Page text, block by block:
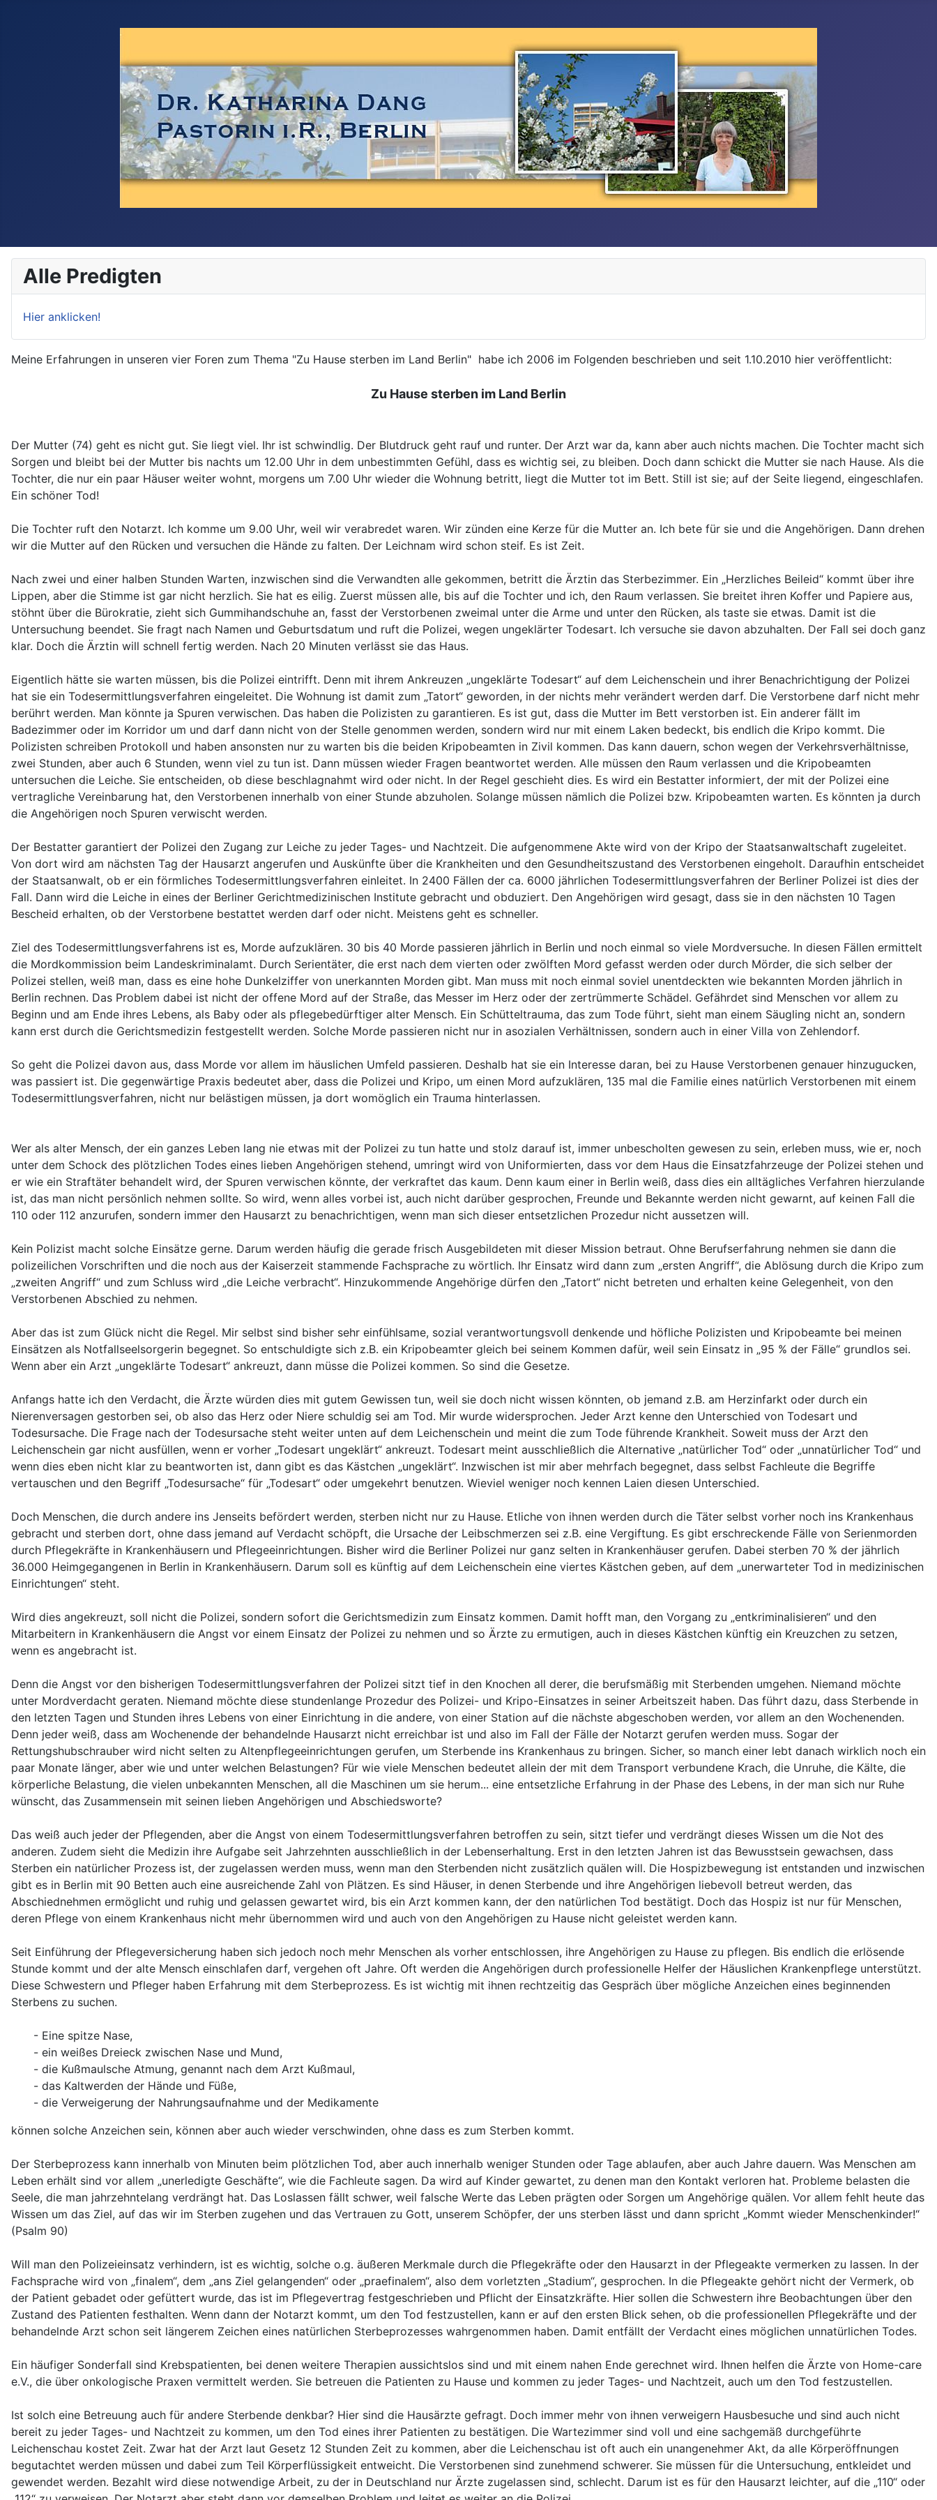
Alle Predigten
Hier anklicken!
Meine Erfahrungen in unseren vier Foren zum Thema "Zu Hause sterben im Land Berlin" habe ich 2006 im Folgenden beschrieben und seit 1.10.2010 hier veröffentlicht:
Zu Hause sterben im Land Berlin
Der Mutter (74) geht es nicht gut. Sie liegt viel. Ihr ist schwindlig. Der Blutdruck geht rauf und runter. Der Arzt war da, kann aber auch nichts machen. Die Tochter macht sich
Sorgen und bleibt bei der Mutter bis nachts um 12.00 Uhr in dem unbestimmten Gefühl, dass es wichtig sei, zu bleiben. Doch dann schickt die Mutter sie nach Hause. Als die
Tochter, die nur ein paar Häuser weiter wohnt, morgens um 7.00 Uhr wieder die Wohnung betritt, liegt die Mutter tot im Bett. Still ist sie; auf der Seite liegend, eingeschlafen.
Ein schöner Tod!
Die Tochter ruft den Notarzt. Ich komme um 9.00 Uhr, weil wir verabredet waren. Wir zünden eine Kerze für die Mutter an. Ich bete für sie und die Angehörigen. Dann drehen
wir die Mutter auf den Rücken und versuchen die Hände zu falten. Der Leichnam wird schon steif. Es ist Zeit.
Nach zwei und einer halben Stunden Warten, inzwischen sind die Verwandten alle gekommen, betritt die Ärztin das Sterbezimmer. Ein „Herzliches Beileid“ kommt über ihre
Lippen, aber die Stimme ist gar nicht herzlich. Sie hat es eilig. Zuerst müssen alle, bis auf die Tochter und ich, den Raum verlassen. Sie breitet ihren Koffer und Papiere aus,
stöhnt über die Bürokratie, zieht sich Gummihandschuhe an, fasst der Verstorbenen zweimal unter die Arme und unter den Rücken, als taste sie etwas. Damit ist die
Untersuchung beendet. Sie fragt nach Namen und Geburtsdatum und ruft die Polizei, wegen ungeklärter Todesart. Ich versuche sie davon abzuhalten. Der Fall sei doch ganz
klar. Doch die Ärztin will schnell fertig werden. Nach 20 Minuten verlässt sie das Haus.
Eigentlich hätte sie warten müssen, bis die Polizei eintrifft. Denn mit ihrem Ankreuzen „ungeklärte Todesart“ auf dem Leichenschein und ihrer Benachrichtigung der Polizei
hat sie ein Todesermittlungsverfahren eingeleitet. Die Wohnung ist damit zum „Tatort“ geworden, in der nichts mehr verändert werden darf. Die Verstorbene darf nicht mehr
berührt werden. Man könnte ja Spuren verwischen. Das haben die Polizisten zu garantieren. Es ist gut, dass die Mutter im Bett verstorben ist. Ein anderer fällt im
Badezimmer oder im Korridor um und darf dann nicht von der Stelle genommen werden, sondern wird nur mit einem Laken bedeckt, bis endlich die Kripo kommt. Die
Polizisten schreiben Protokoll und haben ansonsten nur zu warten bis die beiden Kripobeamten in Zivil kommen. Das kann dauern, schon wegen der Verkehrsverhältnisse,
zwei Stunden, aber auch 6 Stunden, wenn viel zu tun ist. Dann müssen wieder Fragen beantwortet werden. Alle müssen den Raum verlassen und die Kripobeamten
untersuchen die Leiche. Sie entscheiden, ob diese beschlagnahmt wird oder nicht. In der Regel geschieht dies. Es wird ein Bestatter informiert, der mit der Polizei eine
vertragliche Vereinbarung hat, den Verstorbenen innerhalb von einer Stunde abzuholen. Solange müssen nämlich die Polizei bzw. Kripobeamten warten. Es könnten ja durch
die Angehörigen noch Spuren verwischt werden.
Der Bestatter garantiert der Polizei den Zugang zur Leiche zu jeder Tages- und Nachtzeit. Die aufgenommene Akte wird von der Kripo der Staatsanwaltschaft zugeleitet.
Von dort wird am nächsten Tag der Hausarzt angerufen und Auskünfte über die Krankheiten und den Gesundheitszustand des Verstorbenen eingeholt. Daraufhin entscheidet
der Staatsanwalt, ob er ein förmliches Todesermittlungsverfahren einleitet. In 2400 Fällen der ca. 6000 jährlichen Todesermittlungsverfahren der Berliner Polizei ist dies der
Fall. Dann wird die Leiche in eines der Berliner Gerichtmedizinischen Institute gebracht und obduziert. Den Angehörigen wird gesagt, dass sie in den nächsten 10 Tagen
Bescheid erhalten, ob der Verstorbene bestattet werden darf oder nicht. Meistens geht es schneller.
Ziel des Todesermittlungsverfahrens ist es, Morde aufzuklären. 30 bis 40 Morde passieren jährlich in Berlin und noch einmal so viele Mordversuche. In diesen Fällen ermittelt
die Mordkommission beim Landeskriminalamt. Durch Serientäter, die erst nach dem vierten oder zwölften Mord gefasst werden oder durch Mörder, die sich selber der
Polizei stellen, weiß man, dass es eine hohe Dunkelziffer von unerkannten Morden gibt. Man muss mit noch einmal soviel unentdeckten wie bekannten Morden jährlich in
Berlin rechnen. Das Problem dabei ist nicht der offene Mord auf der Straße, das Messer im Herz oder der zertrümmerte Schädel. Gefährdet sind Menschen vor allem zu
Beginn und am Ende ihres Lebens, als Baby oder als pflegebedürftiger alter Mensch. Ein Schütteltrauma, das zum Tode führt, sieht man einem Säugling nicht an, sondern
kann erst durch die Gerichtsmedizin festgestellt werden. Solche Morde passieren nicht nur in asozialen Verhältnissen, sondern auch in einer Villa von Zehlendorf.
So geht die Polizei davon aus, dass Morde vor allem im häuslichen Umfeld passieren. Deshalb hat sie ein Interesse daran, bei zu Hause Verstorbenen genauer hinzugucken,
was passiert ist. Die gegenwärtige Praxis bedeutet aber, dass die Polizei und Kripo, um einen Mord aufzuklären, 135 mal die Familie eines natürlich Verstorbenen mit einem
Todesermittlungsverfahren, nicht nur belästigen müssen, ja dort womöglich ein Trauma hinterlassen.
Wer als alter Mensch, der ein ganzes Leben lang nie etwas mit der Polizei zu tun hatte und stolz darauf ist, immer unbescholten gewesen zu sein, erleben muss, wie er, noch
unter dem Schock des plötzlichen Todes eines lieben Angehörigen stehend, umringt wird von Uniformierten, dass vor dem Haus die Einsatzfahrzeuge der Polizei stehen und
er wie ein Straftäter behandelt wird, der Spuren verwischen könnte, der verkraftet das kaum. Denn kaum einer in Berlin weiß, dass dies ein alltägliches Verfahren hierzulande
ist, das man nicht persönlich nehmen sollte. So wird, wenn alles vorbei ist, auch nicht darüber gesprochen, Freunde und Bekannte werden nicht gewarnt, auf keinen Fall die
110 oder 112 anzurufen, sondern immer den Hausarzt zu benachrichtigen, wenn man sich dieser entsetzlichen Prozedur nicht aussetzen will.
Kein Polizist macht solche Einsätze gerne. Darum werden häufig die gerade frisch Ausgebildeten mit dieser Mission betraut. Ohne Berufserfahrung nehmen sie dann die
polizeilichen Vorschriften und die noch aus der Kaiserzeit stammende Fachsprache zu wörtlich. Ihr Einsatz wird dann zum „ersten Angriff“, die Ablösung durch die Kripo zum
„zweiten Angriff“ und zum Schluss wird „die Leiche verbracht“. Hinzukommende Angehörige dürfen den „Tatort“ nicht betreten und erhalten keine Gelegenheit, von den
Verstorbenen Abschied zu nehmen.
Aber das ist zum Glück nicht die Regel. Mir selbst sind bisher sehr einfühlsame, sozial verantwortungsvoll denkende und höfliche Polizisten und Kripobeamte bei meinen
Einsätzen als Notfallseelsorgerin begegnet. So entschuldigte sich z.B. ein Kripobeamter gleich bei seinem Kommen dafür, weil sein Einsatz in „95 % der Fälle“ grundlos sei.
Wenn aber ein Arzt „ungeklärte Todesart“ ankreuzt, dann müsse die Polizei kommen. So sind die Gesetze.
Anfangs hatte ich den Verdacht, die Ärzte würden dies mit gutem Gewissen tun, weil sie doch nicht wissen könnten, ob jemand z.B. am Herzinfarkt oder durch ein
Nierenversagen gestorben sei, ob also das Herz oder Niere schuldig sei am Tod. Mir wurde widersprochen. Jeder Arzt kenne den Unterschied von Todesart und
Todesursache. Die Frage nach der Todesursache steht weiter unten auf dem Leichenschein und meint die zum Tode führende Krankheit. Soweit muss der Arzt den
Leichenschein gar nicht ausfüllen, wenn er vorher „Todesart ungeklärt“ ankreuzt. Todesart meint ausschließlich die Alternative „natürlicher Tod“ oder „unnatürlicher Tod“ und
wenn dies eben nicht klar zu beantworten ist, dann gibt es das Kästchen „ungeklärt“. Inzwischen ist mir aber mehrfach begegnet, dass selbst Fachleute die Begriffe
vertauschen und den Begriff „Todesursache“ für „Todesart“ oder umgekehrt benutzen. Wieviel weniger noch kennen Laien diesen Unterschied.
Doch Menschen, die durch andere ins Jenseits befördert werden, sterben nicht nur zu Hause. Etliche von ihnen werden durch die Täter selbst vorher noch ins Krankenhaus
gebracht und sterben dort, ohne dass jemand auf Verdacht schöpft, die Ursache der Leibschmerzen sei z.B. eine Vergiftung. Es gibt erschreckende Fälle von Serienmorden
durch Pflegekräfte in Krankenhäusern und Pflegeeinrichtungen. Bisher wird die Berliner Polizei nur ganz selten in Krankenhäuser gerufen. Dabei sterben 70 % der jährlich
36.000 Heimgegangenen in Berlin in Krankenhäusern. Darum soll es künftig auf dem Leichenschein eine viertes Kästchen geben, auf dem „unerwarteter Tod in medizinischen
Einrichtungen“ steht.
Wird dies angekreuzt, soll nicht die Polizei, sondern sofort die Gerichtsmedizin zum Einsatz kommen. Damit hofft man, den Vorgang zu „entkriminalisieren“ und den
Mitarbeitern in Krankenhäusern die Angst vor einem Einsatz der Polizei zu nehmen und so Ärzte zu ermutigen, auch in dieses Kästchen künftig ein Kreuzchen zu setzen,
wenn es angebracht ist.
Denn die Angst vor den bisherigen Todesermittlungsverfahren der Polizei sitzt tief in den Knochen all derer, die berufsmäßig mit Sterbenden umgehen. Niemand möchte
unter Mordverdacht geraten. Niemand möchte diese stundenlange Prozedur des Polizei- und Kripo-Einsatzes in seiner Arbeitszeit haben. Das führt dazu, dass Sterbende in
den letzten Tagen und Stunden ihres Lebens von einer Einrichtung in die andere, von einer Station auf die nächste abgeschoben werden, vor allem an den Wochenenden.
Denn jeder weiß, dass am Wochenende der behandelnde Hausarzt nicht erreichbar ist und also im Fall der Fälle der Notarzt gerufen werden muss. Sogar der
Rettungshubschrauber wird nicht selten zu Altenpflegeeinrichtungen gerufen, um Sterbende ins Krankenhaus zu bringen. Sicher, so manch einer lebt danach wirklich noch ein
paar Monate länger, aber wie und unter welchen Belastungen? Für wie viele Menschen bedeutet allein der mit dem Transport verbundene Krach, die Unruhe, die Kälte, die
körperliche Belastung, die vielen unbekannten Menschen, all die Maschinen um sie herum... eine entsetzliche Erfahrung in der Phase des Lebens, in der man sich nur Ruhe
wünscht, das Zusammensein mit seinen lieben Angehörigen und Abschiedsworte?
Das weiß auch jeder der Pflegenden, aber die Angst von einem Todesermittlungsverfahren betroffen zu sein, sitzt tiefer und verdrängt dieses Wissen um die Not des
anderen. Zudem sieht die Medizin ihre Aufgabe seit Jahrzehnten ausschließlich in der Lebenserhaltung. Erst in den letzten Jahren ist das Bewusstsein gewachsen, dass
Sterben ein natürlicher Prozess ist, der zugelassen werden muss, wenn man den Sterbenden nicht zusätzlich quälen will. Die Hospizbewegung ist entstanden und inzwischen
gibt es in Berlin mit 90 Betten auch eine ausreichende Zahl von Plätzen. Es sind Häuser, in denen Sterbende und ihre Angehörigen liebevoll betreut werden, das
Abschiednehmen ermöglicht und ruhig und gelassen gewartet wird, bis ein Arzt kommen kann, der den natürlichen Tod bestätigt. Doch das Hospiz ist nur für Menschen,
deren Pflege von einem Krankenhaus nicht mehr übernommen wird und auch von den Angehörigen zu Hause nicht geleistet werden kann.
Seit Einführung der Pflegeversicherung haben sich jedoch noch mehr Menschen als vorher entschlossen, ihre Angehörigen zu Hause zu pflegen. Bis endlich die erlösende
Stunde kommt und der alte Mensch einschlafen darf, vergehen oft Jahre. Oft werden die Angehörigen durch professionelle Helfer der Häuslichen Krankenpflege unterstützt.
Diese Schwestern und Pfleger haben Erfahrung mit dem Sterbeprozess. Es ist wichtig mit ihnen rechtzeitig das Gespräch über mögliche Anzeichen eines beginnenden
Sterbens zu suchen.
- Eine spitze Nase,
- ein weißes Dreieck zwischen Nase und Mund,
- die Kußmaulsche Atmung, genannt nach dem Arzt Kußmaul,
- das Kaltwerden der Hände und Füße,
- die Verweigerung der Nahrungsaufnahme und der Medikamente
können solche Anzeichen sein, können aber auch wieder verschwinden, ohne dass es zum Sterben kommt.
Der Sterbeprozess kann innerhalb von Minuten beim plötzlichen Tod, aber auch innerhalb weniger Stunden oder Tage ablaufen, aber auch Jahre dauern. Was Menschen am
Leben erhält sind vor allem „unerledigte Geschäfte“, wie die Fachleute sagen. Da wird auf Kinder gewartet, zu denen man den Kontakt verloren hat. Probleme belasten die
Seele, die man jahrzehntelang verdrängt hat. Das Loslassen fällt schwer, weil falsche Werte das Leben prägten oder Sorgen um Angehörige quälen. Vor allem fehlt heute das
Wissen um das Ziel, auf das wir im Sterben zugehen und das Vertrauen zu Gott, unserem Schöpfer, der uns sterben lässt und dann spricht „Kommt wieder Menschenkinder!“
(Psalm 90)
Will man den Polizeieinsatz verhindern, ist es wichtig, solche o.g. äußeren Merkmale durch die Pflegekräfte oder den Hausarzt in der Pflegeakte vermerken zu lassen. In der
Fachsprache wird von „finalem“, dem „ans Ziel gelangenden“ oder „praefinalem“, also dem vorletzten „Stadium“, gesprochen. In die Pflegeakte gehört nicht der Vermerk, ob
der Patient gebadet oder gefüttert wurde, das ist im Pflegevertrag festgeschrieben und Pflicht der Einsatzkräfte. Hier sollen die Schwestern ihre Beobachtungen über den
Zustand des Patienten festhalten. Wenn dann der Notarzt kommt, um den Tod festzustellen, kann er auf den ersten Blick sehen, ob die professionellen Pflegekräfte und der
behandelnde Arzt schon seit längerem Zeichen eines natürlichen Sterbeprozesses wahrgenommen haben. Damit entfällt der Verdacht eines möglichen unnatürlichen Todes.
Ein häufiger Sonderfall sind Krebspatienten, bei denen weitere Therapien aussichtslos sind und mit einem nahen Ende gerechnet wird. Ihnen helfen die Ärzte von Home-care
e.V., die über onkologische Praxen vermittelt werden. Sie betreuen die Patienten zu Hause und kommen zu jeder Tages- und Nachtzeit, auch um den Tod festzustellen.
Ist solch eine Betreuung auch für andere Sterbende denkbar? Hier sind die Hausärzte gefragt. Doch immer mehr von ihnen verweigern Hausbesuche und sind auch nicht
bereit zu jeder Tages- und Nachtzeit zu kommen, um den Tod eines ihrer Patienten zu bestätigen. Die Wartezimmer sind voll und eine sachgemäß durchgeführte
Leichenschau kostet Zeit. Zwar hat der Arzt laut Gesetz 12 Stunden Zeit zu kommen, aber die Leichenschau ist oft auch ein unangenehmer Akt, da alle Körperöffnungen
begutachtet werden müssen und dabei zum Teil Körperflüssigkeit entweicht. Die Verstorbenen sind zunehmend schwerer. Sie müssen für die Untersuchung, entkleidet und
gewendet werden. Bezahlt wird diese notwendige Arbeit, zu der in Deutschland nur Ärzte zugelassen sind, schlecht. Darum ist es für den Hausarzt leichter, auf die „110“ oder